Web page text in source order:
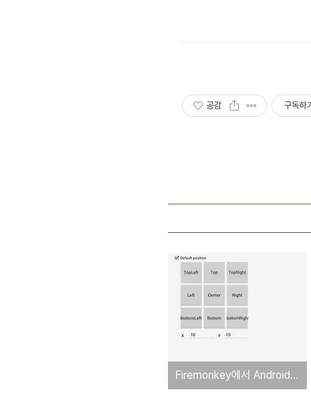
공감 구독하
Firemonkey에서 Android Toast Message 사용하기